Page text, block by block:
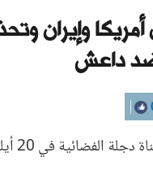
وإيران
ضد داعش
في 20 أيلول 2025.